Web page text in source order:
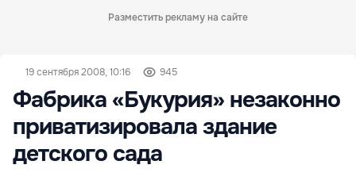
Разместить рекламу на сайте
19 сентября 2008, 10:16 945
Фабрика «Букурия» незаконно
приватизировала здание
детского сада